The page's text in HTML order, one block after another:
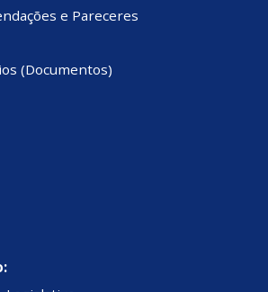
e Pareceres
(Documentos)